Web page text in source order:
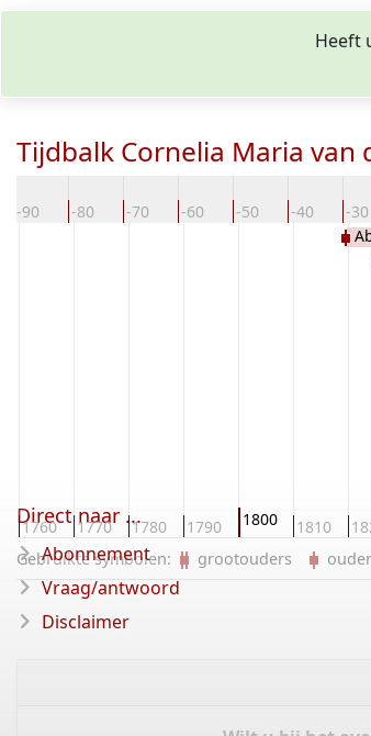
Heeft
Tijdbalk Cornelia Maria van
-90 -80 -70 -60 -50 -40 -30
1760 1770 1780 1790 1800 1810
Gebruikte symbolen: grootouders
Direct naar ...
Abonnement
Vraag/antwoord
Disclaimer